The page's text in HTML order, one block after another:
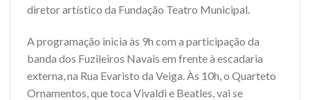
diretor artístico da Fundação Teatro Municipal.
A programação inicia às 9h com a participação da
banda dos Fuzileiros Navais em frente à escadaria
externa, na Rua Evaristo da Veiga. Às 10h, o Quarteto
Ornamentos, que toca Vivaldi e Beatles, vai se